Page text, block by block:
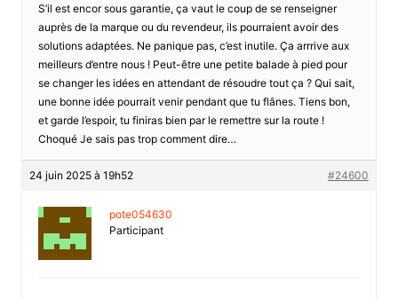
S’il est encor sous garantie, ça vaut le coup de se renseigner
auprès de la marque ou du revendeur, ils pourraient avoir des
solutions adaptées. Ne panique pas, c’est inutile. Ça arrrive aux
meilleurs d’entre nous ! Peut-être une petite balade à pied pour
se changer les idées en attendant de résoudre tout ça ? Qui sait,
une bonne idée pourrait venir pendant que tu flânes. Tiens bon,
et garde l’espoir, tu finiras bien par le remettre sur la route !
Choqué Je sais pas trop comment dire…
24 juin 2025 à 19h52 #24600
pote054630
Participant